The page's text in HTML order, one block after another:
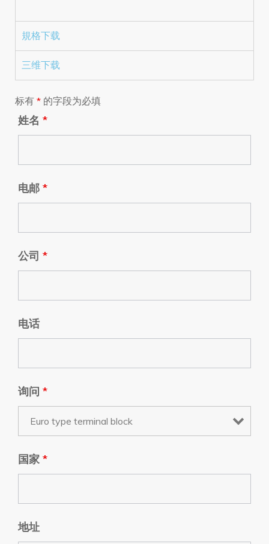
規格下载
三维下载
标有 * 的字段为必填
姓名 *
电邮 *
公司 *
电话
询问 *
国家 *
地址